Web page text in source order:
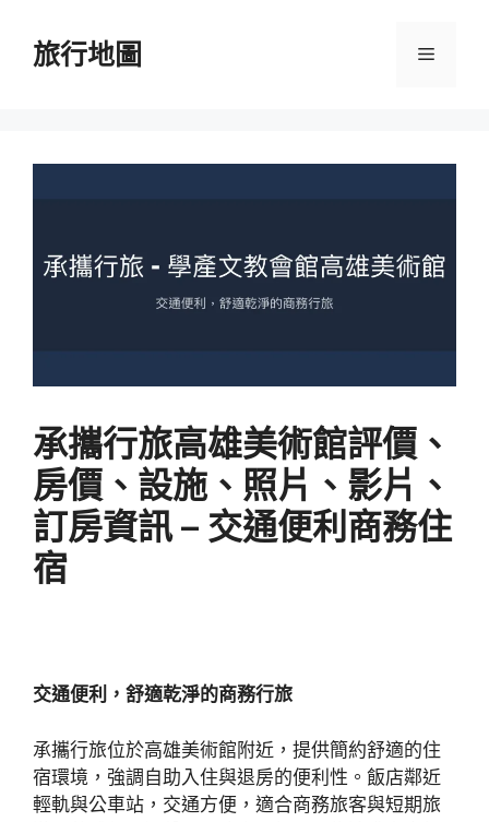
旅行地圖 選
承攜行旅高雄美術館評價、
房價、設施、照片、影片、
訂房資訊 – 交通便利商務住
宿
交通便利，舒適乾淨的商務行旅
承攜行旅位於高雄美術館附近，提供簡約舒適的住
宿環境，強調自助入住與退房的便利性。飯店鄰近
輕軌與公車站，交通方便，適合商務旅客與短期旅